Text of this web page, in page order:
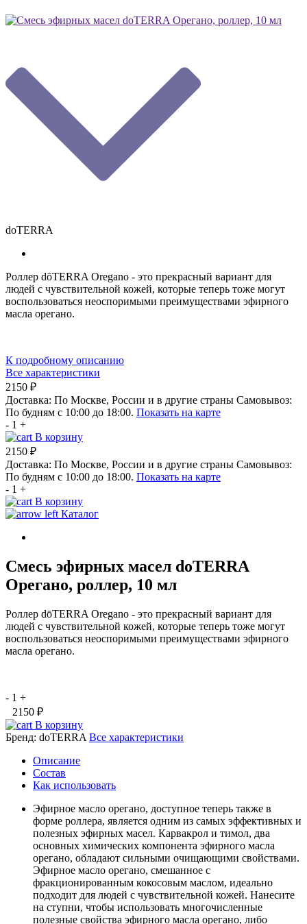
doTERRA
Роллер dōTERRA Oregano - это прекрасный вариант для
людей с чувствительной кожей, которые теперь тоже могут
воспользоваться неоспоримыми преимуществами эфирного
масла орегано.
К подробному описанию
Все характеристики
2150 ₽
Доставка: По Москве, России и в другие страны Самовывоз:
По будням с 10:00 до 18:00. Показать на карте
- 1 +
В корзину
2150 ₽
Доставка: По Москве, России и в другие страны Самовывоз:
По будням с 10:00 до 18:00. Показать на карте
- 1 +
В корзину
Каталог
Смесь эфирных масел doTERRA
Орегано, роллер, 10 мл
Роллер dōTERRA Oregano - это прекрасный вариант для
людей с чувствительной кожей, которые теперь тоже могут
воспользоваться неоспоримыми преимуществами эфирного
масла орегано.
- 1 +
2150 ₽
В корзину
Бренд: doTERRA Все характеристики
Описание
Состав
Как использовать
Эфирное масло орегано, доступное теперь также в
форме роллера, является одним из самых эффективных и
полезных эфирных масел. Карвакрол и тимол, два
основных химических компонента эфирного масла
орегано, обладают сильными очищающими свойствами.
Эфирное масло орегано, смешанное с
фракционированным кокосовым маслом, идеально
подходит для людей с чувствительной кожей. Нанесите
на ступни, чтобы использовать многочисленные
полезные свойства эфирного масла орегано, либо